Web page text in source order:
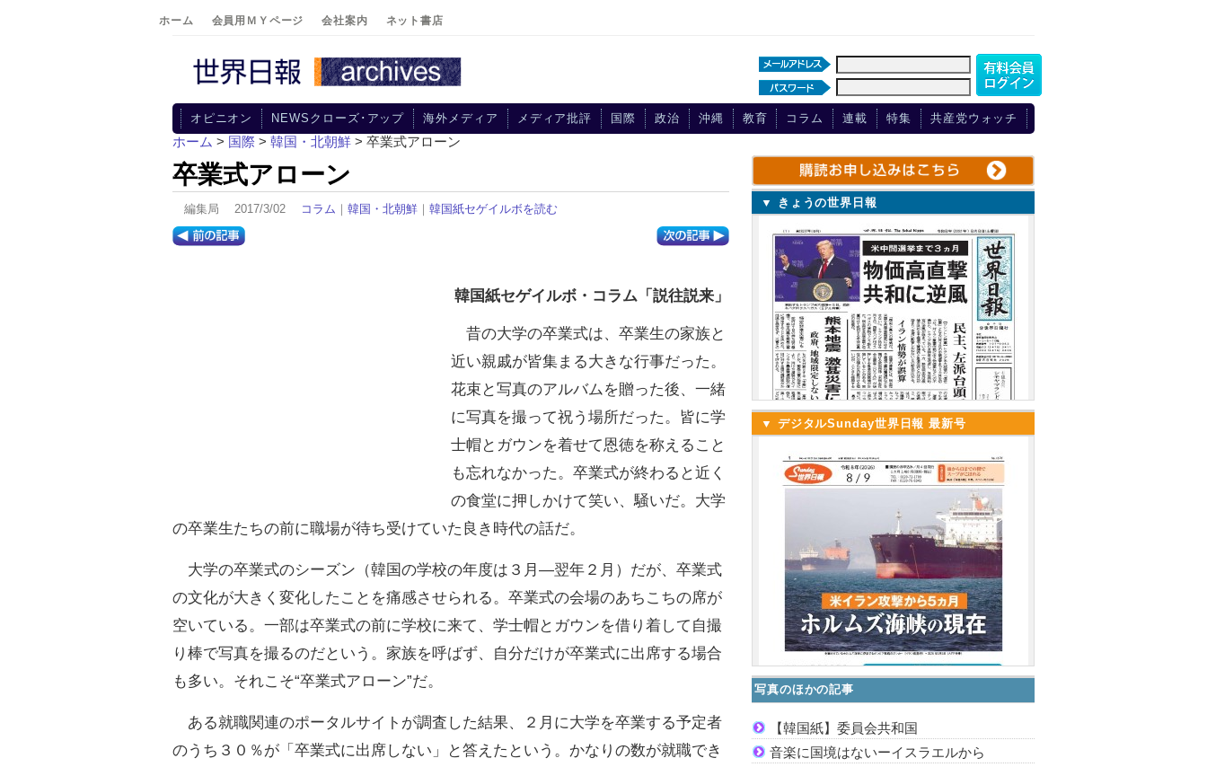
ホーム 会員用ＭＹページ 会社案内 ネット書店
オピニオン NEWSクローズ･アップ 海外メディア メディア批評 国際 政治 沖縄 教育 コラム 連載 特集 共産党ウォッチ
ホーム > 国際 > 韓国・北朝鮮 > 卒業式アローン
卒業式アローン
編集局 2017/3/02 コラム ｜ 韓国・北朝鮮 ｜ 韓国紙セゲイルボを読む
韓国紙セゲイルボ・コラム「説往説来」
昔の大学の卒業式は、卒業生の家族と
近い親戚が皆集まる大きな行事だった。
花束と写真のアルバムを贈った後、一緒
に写真を撮って祝う場所だった。皆に学
士帽とガウンを着せて恩徳を称えること
も忘れなかった。卒業式が終わると近く
の食堂に押しかけて笑い、騒いだ。大学
の卒業生たちの前に職場が待ち受けていた良き時代の話だ。
大学の卒業式のシーズン（韓国の学校の年度は３月―翌年２月）だが、卒業式
の文化が大きく変化したことを痛感させられる。卒業式の会場のあちこちの席が
空いている。一部は卒業式の前に学校に来て、学士帽とガウンを借り着して自撮
り棒で写真を撮るのだという。家族を呼ばず、自分だけが卒業式に出席する場合
も多い。それこそ“卒業式アローン”だ。
ある就職関連のポータルサイトが調査した結果、２月に大学を卒業する予定者
のうち３０％が「卒業式に出席しない」と答えたという。かなりの数が就職でき
▼ きょうの世界日報
▼ デジタルSunday世界日報 最新号
写真のほかの記事
【韓国紙】委員会共和国
音楽に国境はないーイスラエルから